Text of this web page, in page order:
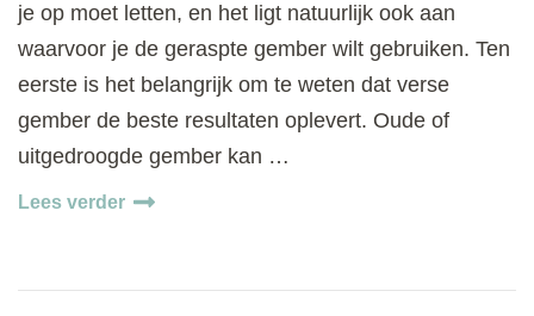
je op moet letten, en het ligt natuurlijk ook aan
waarvoor je de geraspte gember wilt gebruiken. Ten
eerste is het belangrijk om te weten dat verse
gember de beste resultaten oplevert. Oude of
uitgedroogde gember kan …
Lees verder